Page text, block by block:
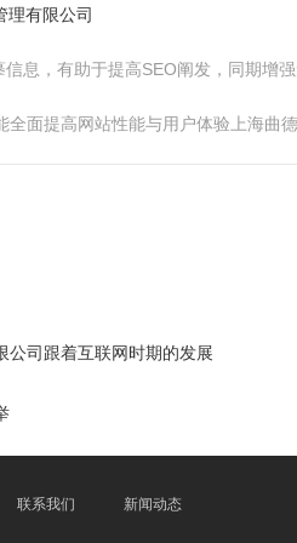
理有限公司
息，有助于提高SEO阐发，同期增强
全面提高网站性能与用户体验上海曲
公司跟着互联网时期的发展
联系我们 新闻动态